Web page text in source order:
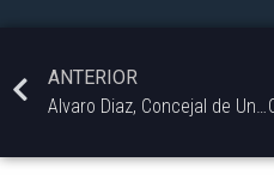
ANTERIOR